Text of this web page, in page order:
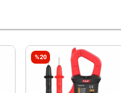
%20